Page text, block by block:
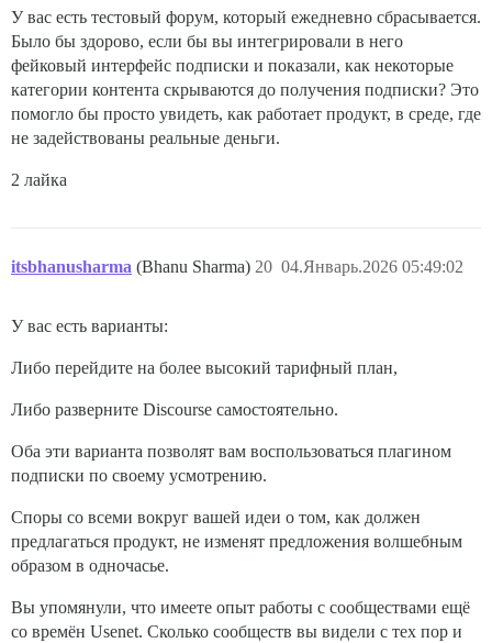
У вас есть тестовый форум, который ежедневно сбрасывается.
Было бы здорово, если бы вы интегрировали в него
фейковый интерфейс подписки и показали, как некоторые
категории контента скрываются до получения подписки? Это
помогло бы просто увидеть, как работает продукт, в среде, где
не задействованы реальные деньги.
2 лайка
itsbhanusharma (Bhanu Sharma) 04.Январь.2026 05:49:02
20
У вас есть варианты:
Либо перейдите на более высокий тарифный план,
Либо разверните Discourse самостоятельно.
Оба эти варианта позволят вам воспользоваться плагином
подписки по своему усмотрению.
Споры со всеми вокруг вашей идеи о том, как должен
предлагаться продукт, не изменят предложения волшебным
образом в одночасье.
Вы упомянули, что имеете опыт работы с сообществами ещё
со времён Usenet. Сколько сообществ вы видели с тех пор и